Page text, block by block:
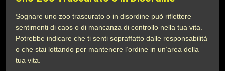
Sognare uno zoo trascurato o in disordine può riflettere
sentimenti di caos o di mancanza di controllo nella tua vita.
Potrebbe indicare che ti senti sopraffatto dalle responsabilità
o che stai lottando per mantenere l’ordine in un’area della
tua vita.